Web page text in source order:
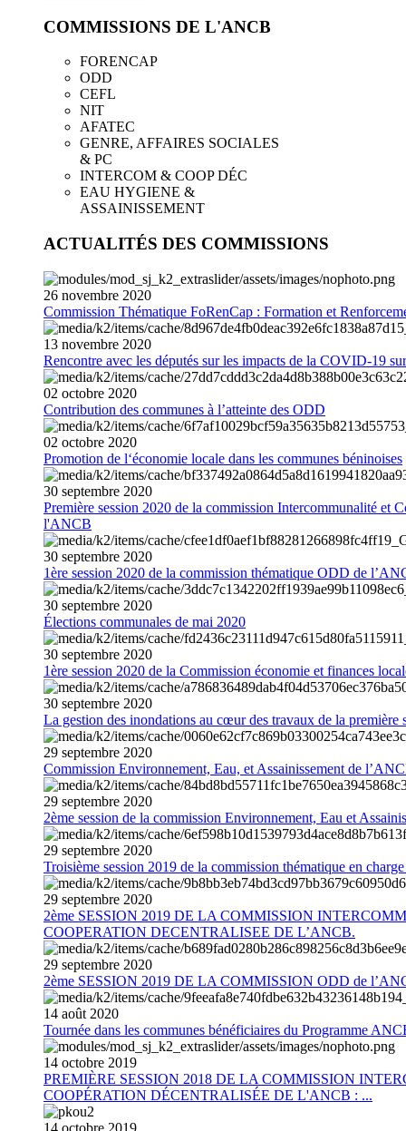
COMMISSIONS DE L'ANCB
FORENCAP
ODD
CEFL
NIT
AFATEC
GENRE, AFFAIRES SOCIALES
& PC
INTERCOM & COOP DÉC
EAU HYGIENE &
ASSAINISSEMENT
ACTUALITÉS DES COMMISSIONS
26 novembre 2020
Commission Thématique FoRenCap : Formation et
13 novembre 2020
Rencontre avec les députés sur les impacts de la COVID-19
02 octobre 2020
Contribution des communes à l’atteinte des ODD
02 octobre 2020
Promotion de l‘économie locale dans les communes béninoises
30 septembre 2020
Première session 2020 de la commission Intercommunalité et
l'ANCB
30 septembre 2020
1ère session 2020 de la commission thématique ODD de
30 septembre 2020
Élections communales de mai 2020
30 septembre 2020
1ère session 2020 de la Commission économie et finances
30 septembre 2020
La gestion des inondations au cœur des travaux de la première
29 septembre 2020
Commission Environnement, Eau, et Assainissement de
29 septembre 2020
2ème session de la commission Environnement, Eau et
29 septembre 2020
Troisième session 2019 de la commission thématique en
29 septembre 2020
2ème SESSION 2019 DE LA COMMISSION
COOPERATION DECENTRALISEE DE L’ANCB.
29 septembre 2020
2ème SESSION 2019 DE LA COMMISSION ODD de
14 août 2020
Tournée dans les communes bénéficiaires du Programme
14 octobre 2019
PREMIÈRE SESSION 2018 DE LA COMMISSION
COOPÉRATION DÉCENTRALISÉE DE L'ANCB : ...
14 octobre 2019